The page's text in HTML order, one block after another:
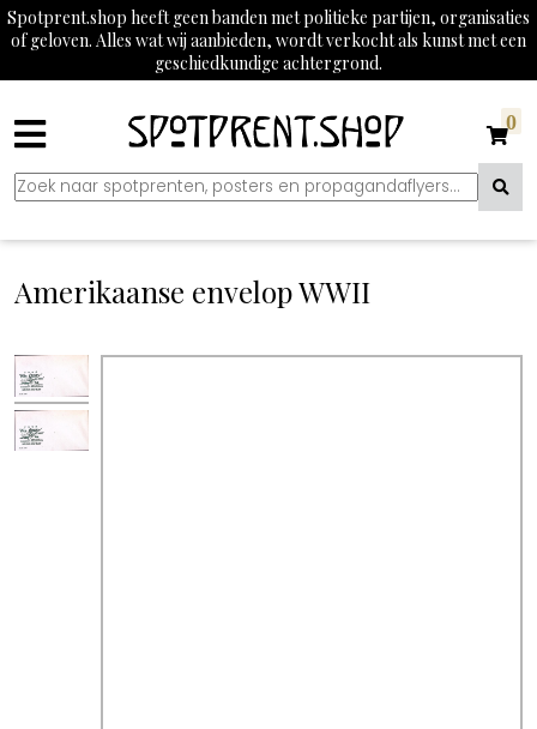
Spotprent.shop heeft geen banden met politieke partijen, organisaties
of geloven. Alles wat wij aanbieden, wordt verkocht als kunst met een
geschiedkundige achtergrond.
0
Amerikaanse envelop WWII